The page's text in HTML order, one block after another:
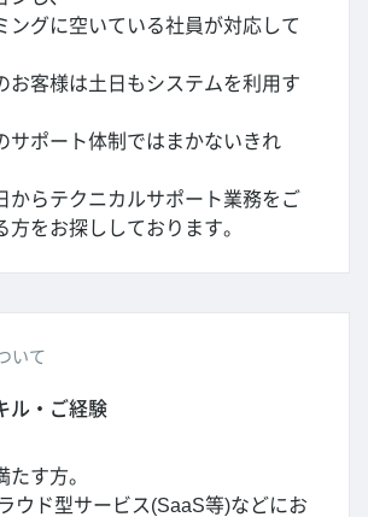
ングに空いている社員が対応して
お客様は土日もシステムを利用す
サポート体制ではまかないきれ
からテクニカルサポート業務をご
方をお探ししております。
いて
ル・ご経験
す方。
ウド型サービス(SaaS等)などにお